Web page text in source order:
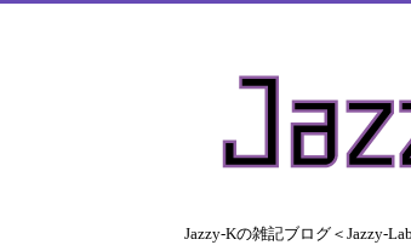
Jazzy-Kの雑記ブログ＜Jazzy-